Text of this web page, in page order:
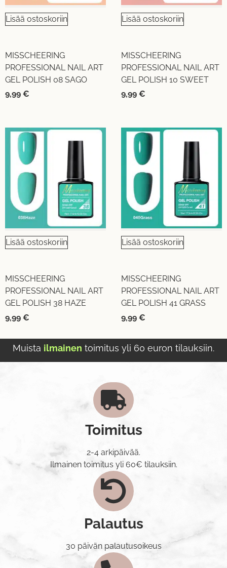
Lisää ostoskoriin
MISSCHEERING
PROFESSIONAL NAIL ART
GEL POLISH 08 SAGO
9,99 €
Lisää ostoskoriin
MISSCHEERING
PROFESSIONAL NAIL ART
GEL POLISH 10 SWEET
9,99 €
Lisää ostoskoriin
MISSCHEERING
PROFESSIONAL NAIL ART
GEL POLISH 38 HAZE
9,99 €
Lisää ostoskoriin
MISSCHEERING
PROFESSIONAL NAIL ART
GEL POLISH 41 GRASS
9,99 €
Muista ilmainen toimitus yli 60 euron tilauksiin.
Toimitus
2-4 arkipäivää.
Ilmainen toimitus yli 60€ tilauksiin.
Palautus
30 päivän palautusoikeus